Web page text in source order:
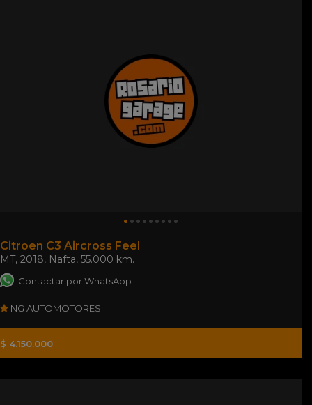
Citroen C3 Aircross Feel
MT, 2018, Nafta, 55.000 km.
Contactar por WhatsApp
NG AUTOMOTORES
$ 4.150.000